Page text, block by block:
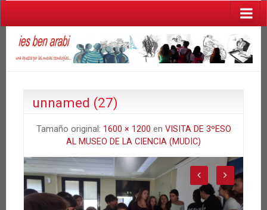
unnamed (27)
Tamaño original: 1600 × 1200 en VISITA DE 3ºESO
AL MUSEO DE LA CIENCIA (MUDIC)